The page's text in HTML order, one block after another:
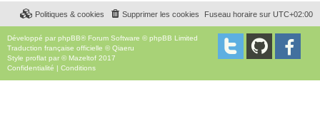
Fuseau horaire sur UTC+02:00
Supprimer les cookies
Politiques & cookies
Développé par phpBB® Forum Software © phpBB Limited
Traduction française officielle ©Qiaeru
Style proflat par © Mazeltof 2017
Confidentialité | Conditions